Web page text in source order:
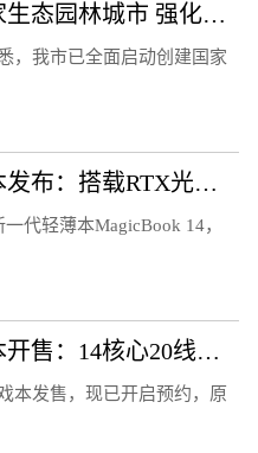
重庆力争2025年建成国家生态园林城市 强化城市生态宜居性
，我市已全面启动创建国家
荣耀MagicBook 14轻薄本发布：搭载RTX光追显卡
代轻薄本MagicBook 14，
七彩虹全新17英寸游戏本开售：14核心20线程、2K电竞屏
本发售，现已开启预约，原